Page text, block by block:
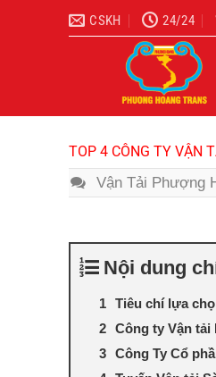
CSKH 24/24
TOP 4 CÔNG TY VẬN
Vận Tải Phượng
Nội dung
Tiêu chí lựa
Công ty Vận
Công Ty Cổ